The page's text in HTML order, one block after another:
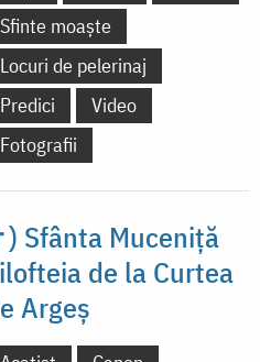
Sfinte moaște
Locuri de pelerinaj
Predici
Video
Fotografii
Sfânta Muceniță
de la Curtea
Argeș